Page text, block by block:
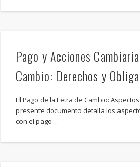
Pago y Acciones
Cambio: Derechos y
El Pago de la Letra de Cambio:
presente documento detalla los
con el pago …